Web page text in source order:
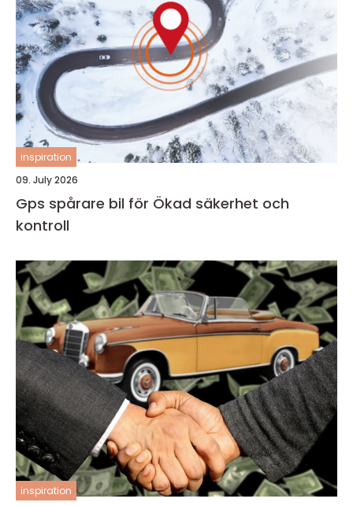
inspiration
09. July 2026
Gps spårare bil för Ökad säkerhet och
kontroll
inspiration